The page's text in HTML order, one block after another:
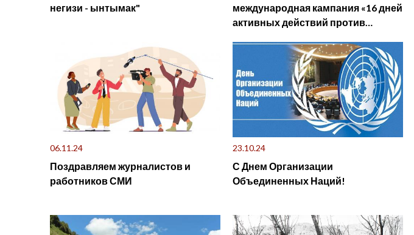
негизи - ынтымак"
международная кампания «16 дней
активных действий против
06.11.24
Поздравляем журналистов и
работников СМИ
23.10.24
С Днем Организации
Объединенных Наций!